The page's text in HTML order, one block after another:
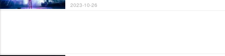
2023-10-26